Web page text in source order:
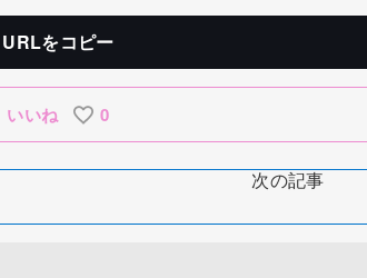
URLをコピー
いいね 0
次の記事